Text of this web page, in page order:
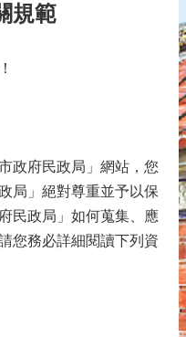
規範
政府民政局」網站，您
局」絕對尊重並予以保
民政局」如何蒐集、應
您務必詳細閱讀下列資